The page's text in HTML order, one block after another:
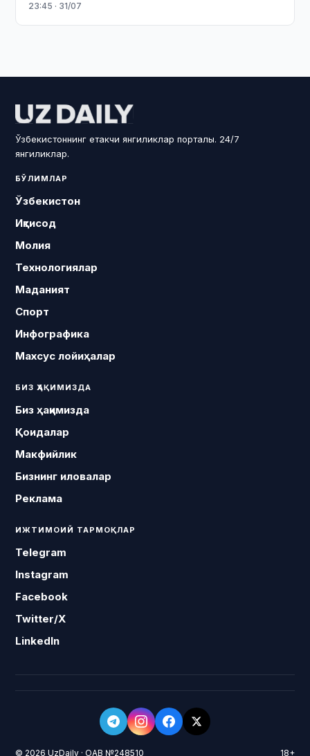
23:45 · 31/07
Ўзбекистоннинг етакчи янгиликлар порталы. 24/7
янгиликлар.
БЎЛИМЛАР
Ўзбекистон
Иқтисод
Молия
Технологиялар
Маданият
Спорт
Инфографика
Махсус лойиҳалар
БИЗ ҲАҚИМИЗДА
Биз ҳақимизда
Қоидалар
Макфийлик
Бизнинг иловалар
Реклама
ИЖТИМОИЙ ТАРМОҚЛАР
Telegram
Instagram
Facebook
Twitter/X
LinkedIn
© 2026 UzDaily · ОАВ №248510 18+